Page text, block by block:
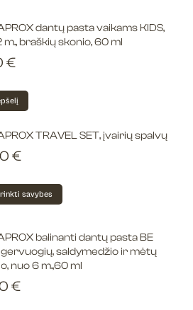
dantų pasta vaikams KIDS,
m., braškių skonio, 60 ml
€
TRAVEL SET, įvairių spalvų
€
savybes
multiple
variants.
balinanti dantų pasta BE
gervuogių, saldymedžio ir mėtų
nuo 6 m.,60 ml
€